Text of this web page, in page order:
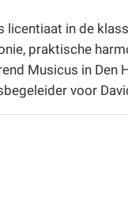
licentiaat in de
praktische
Musicus in Den
voor